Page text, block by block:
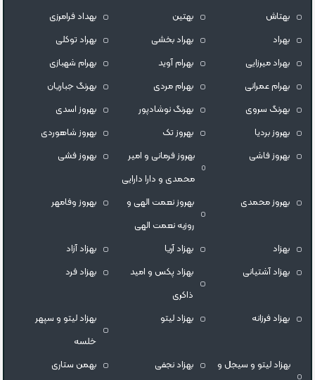
بهتاش
بهتین
بهداد فرامرزى
بهراد
بهراد بخشی
بهراد توکلی
بهراد میرزایی
بهرام آوید
بهرام شهبازی
بهرام عمرانی
بهرام مردی
بهرنگ جباریان
بهرنگ سروى
بهرنگ نوشادپور
بهروز اسدی
بهروز بردیا
بهروز تک
بهروز شاهوردی
بهروز فاشی
بهروز فرمانی و امیر
محمدی و دارا دارایی
بهروز فشی
بهروز محمدی
بهروز نعمت الهی و
روزبه نعمت الهی
بهروز وفامهر
بهزاد بهزاد آریا
بهزاد آزاد
بهزاد آشتیانی
بهزاد پکس و امید
ذاکری
بهزاد فرد
بهزاد فرزانه بهزاد لیتو
بهزاد لیتو و سپهر
خلسه
بهزاد لیتو و سیجل و
بهزاد نجفی بهمن ستاری